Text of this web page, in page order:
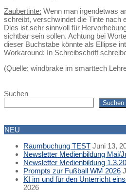
Zaubertinte: Wenn man irgendetwas
schreibt, verschwindet die Tinte nach
Dies ist sehr sinnvoll für
sichtbar sein sollen. Achtung bei
dieser Buchstabe könnte als Ellipse
Workaround: In Schreibschrift
(Quelle: windbrake im smarttech
09-
11
Suchen
Suchen
NEU
Raumbuchung TEST Juni 13,
Newsletter Medienbildung Mai/
Newsletter Medienbildung
Prompts zur Fußball WM 2026
KI im und für den Unterricht
2026